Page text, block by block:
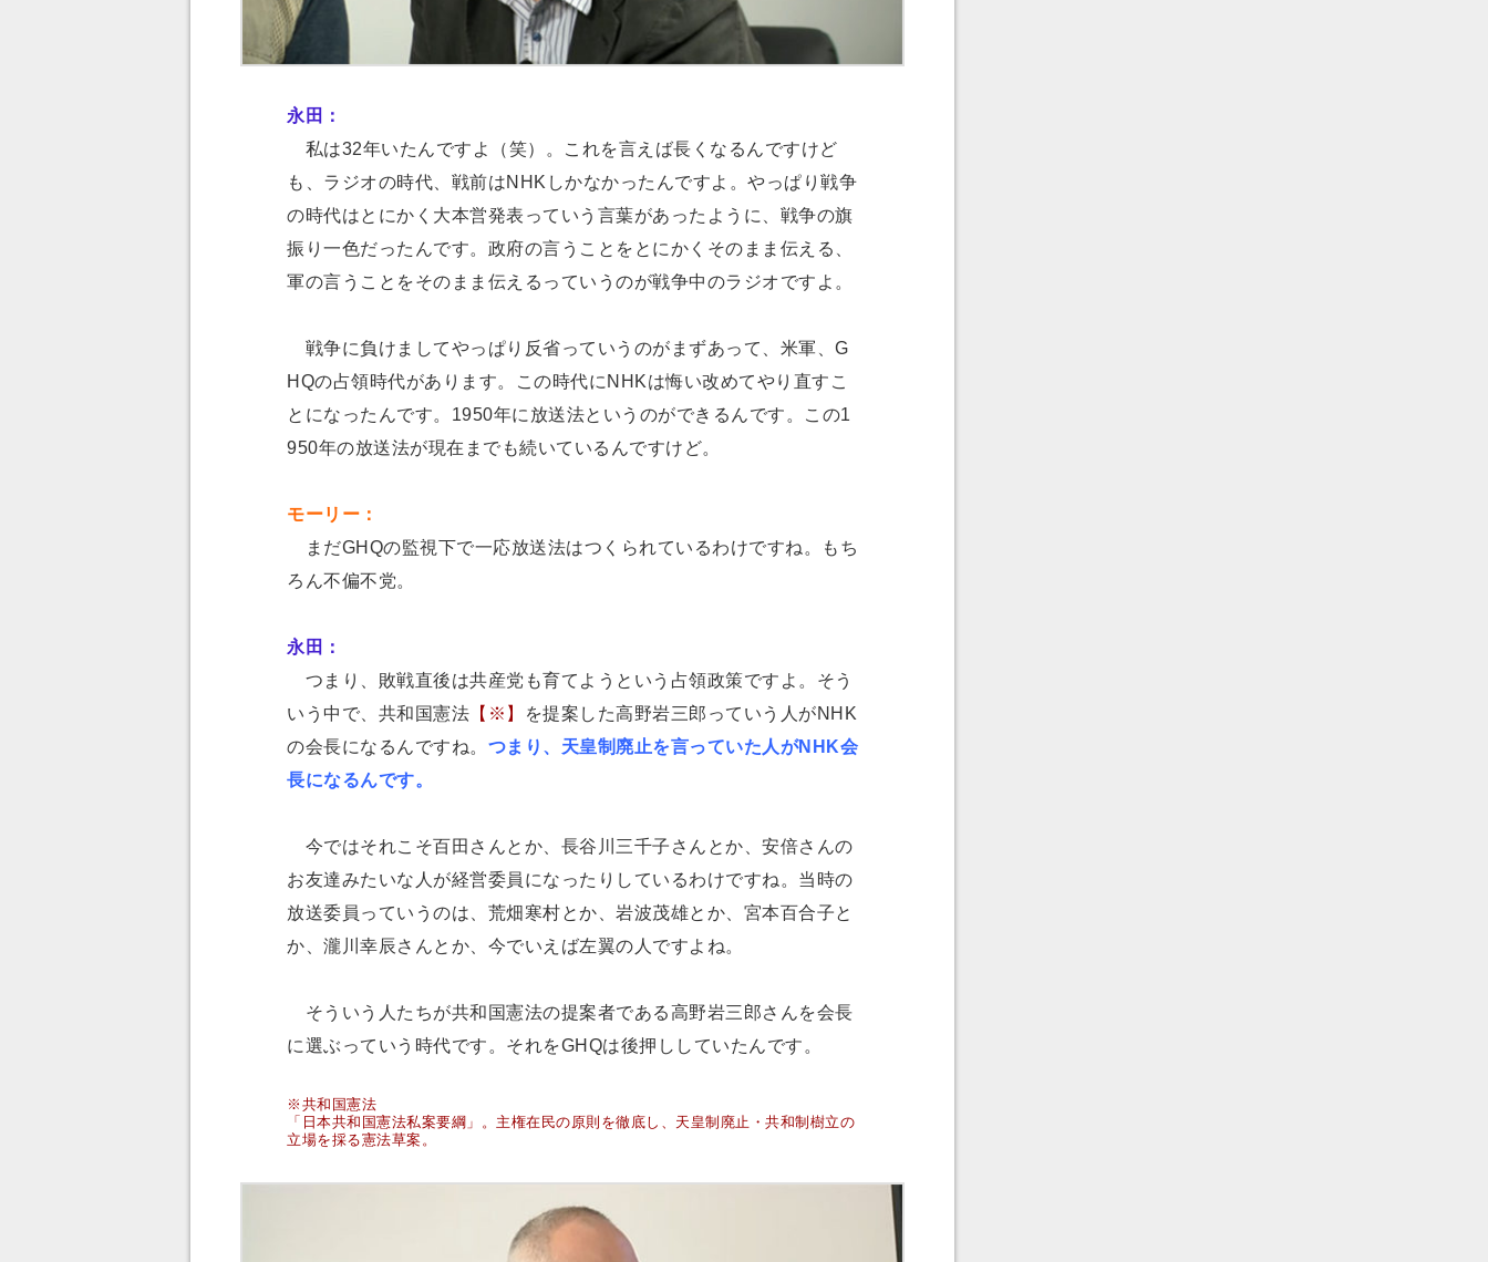
永田：
私は32年いたんですよ（笑）。これを言えば長くなるんですけど
も、ラジオの時代、戦前はNHKしかなかったんですよ。やっぱり戦争
の時代はとにかく大本営発表っていう言葉があったように、戦争の旗
振り一色だったんです。政府の言うことをとにかくそのまま伝える、
軍の言うことをそのまま伝えるっていうのが戦争中のラジオですよ。
戦争に負けましてやっぱり反省っていうのがまずあって、米軍、G
HQの占領時代があります。この時代にNHKは悔い改めてやり直すこ
とになったんです。1950年に放送法というのができるんです。この1
950年の放送法が現在までも続いているんですけど。
モーリー：
まだGHQの監視下で一応放送法はつくられているわけですね。もち
ろん不偏不党。
永田：
つまり、敗戦直後は共産党も育てようという占領政策ですよ。そう
いう中で、共和国憲法 【※】
を提案した高野岩三郎っていう人がNHK
の会長になるんですね。 つまり、天皇制廃止を言っていた人がNHK会
長になるんです。
今ではそれこそ百田さんとか、長谷川三千子さんとか、安倍さんの
お友達みたいな人が経営委員になったりしているわけですね。当時の
放送委員っていうのは、荒畑寒村とか、岩波茂雄とか、宮本百合子と
か、瀧川幸辰さんとか、今でいえば左翼の人ですよね。
そういう人たちが共和国憲法の提案者である高野岩三郎さんを会長
に選ぶっていう時代です。それをGHQは後押ししていたんです。
※共和国憲法
「日本共和国憲法私案要綱」。主権在民の原則を徹底し、天皇制廃止・共和制樹立の
立場を採る憲法草案。